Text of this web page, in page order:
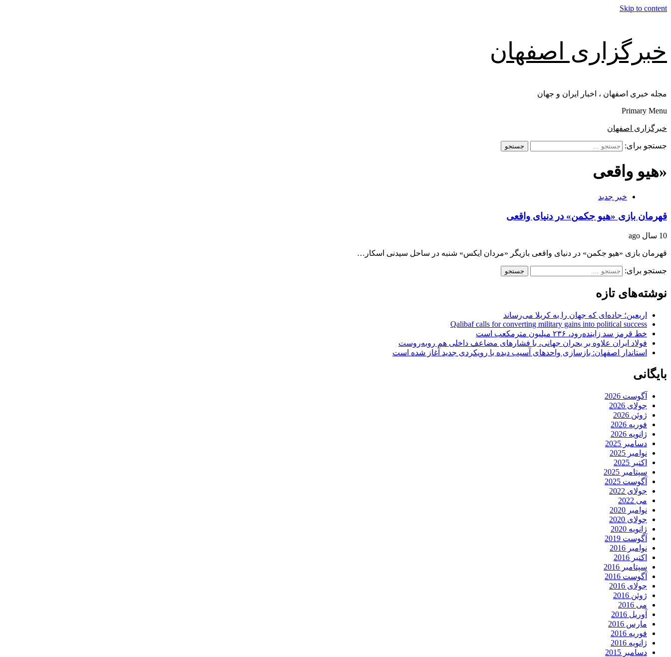
Skip to content
خبرگزاری اصفهان
مجله خبری اصفهان ، اخبار ایران و جهان
Primary Menu
خبرگزاری اصفهان
جستجو برای:
«هیو واقعی
خبر جدید
قهرمان‌ بازی «هیو جکمن» در دنیای واقعی
10 سال ago
قهرمان‌ بازی «هیو جکمن» در دنیای واقعی بازیگر «مردان ایکس» شنبه در ساحل سیدنی اسکار…
جستجو برای:
نوشته‌های تازه
اربعین؛ جاده‌ای که جهان را به کربلا می‌رساند
Qalibaf calls for converting military gains into political success
خط قرمز سد زاینده‌رود، ۲۳۶ میلیون مترمکعب است
فولاد ایران علاوه بر بحران جهانی، با فشارهای مضاعف داخلی هم روبه‌روست
استاندار اصفهان: بازسازی واحدهای آسیب دیده با رویکردی جدید آغاز شده است
بایگانی
آگوست 2026
جولای 2026
ژوئن 2026
فوریه 2026
ژانویه 2026
دسامبر 2025
نوامبر 2025
اکتبر 2025
سپتامبر 2025
آگوست 2025
جولای 2022
می 2022
نوامبر 2020
جولای 2020
ژانویه 2020
آگوست 2019
نوامبر 2016
اکتبر 2016
سپتامبر 2016
آگوست 2016
جولای 2016
ژوئن 2016
می 2016
آوریل 2016
مارس 2016
فوریه 2016
ژانویه 2016
دسامبر 2015